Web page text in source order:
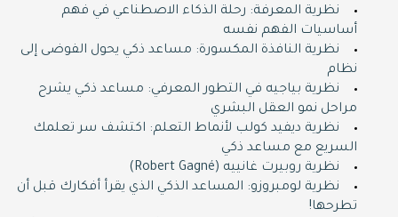
نظرية المعرفة: رحلة الذكاء الاصطناعي في فهم
أساسيات الفهم نفسه
نظرية النافذة المكسورة: مساعد ذكي يحول الفوضى إلى
نظام
نظرية بياجيه في التطور المعرفي: مساعد ذكي يشرح
مراحل نمو العقل البشري
نظرية ديفيد كولب لأنماط التعلم: اكتشف سر تعلمك
السريع مع مساعد ذكي
نظرية روبيرت غانييه (Robert Gagné)
نظرية لومبروزو: المساعد الذكي الذي يقرأ أفكارك قبل أن
تطرحها!